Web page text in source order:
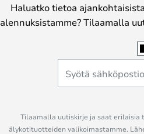
Haluatko tietoa
alennuksistamme? Tilaamalla
Tilaamalla uutiskirje ja saat erilaisia
älykotituotteiden valikoimastamme.